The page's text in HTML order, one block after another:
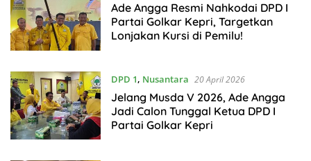
Ade Angga Resmi Nahkodai DPD I
Partai Golkar Kepri, Targetkan
Lonjakan Kursi di Pemilu!
DPD 1, Nusantara 20 April 2026
Jelang Musda V 2026, Ade Angga
Jadi Calon Tunggal Ketua DPD I
Partai Golkar Kepri